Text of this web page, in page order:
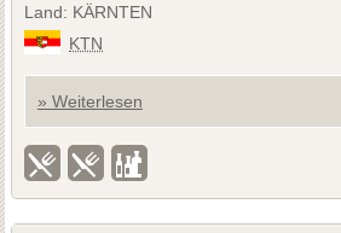
Land: KÄRNTEN
KTN
» Weiterlesen